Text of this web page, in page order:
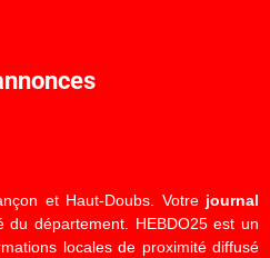
et Haut-Doubs. Votre journal
département. HEBDO25 est un
locales de proximité diffusé